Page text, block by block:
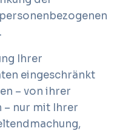
Ihrer
eingeschränkt
– von ihrer
– nur mit Ihrer